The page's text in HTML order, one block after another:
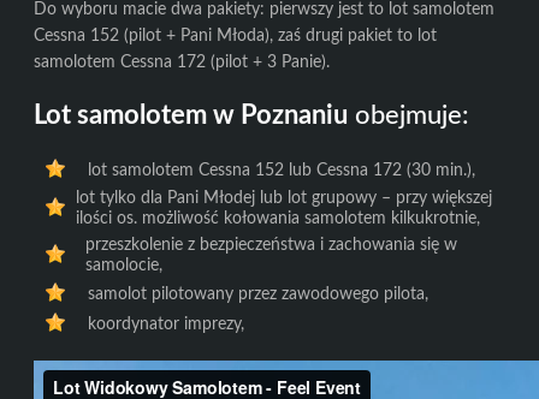
Do wyboru macie dwa pakiety: pierwszy jest to lot samolotem
Cessna 152 (pilot + Pani Młoda), zaś drugi pakiet to lot
samolotem Cessna 172 (pilot + 3 Panie).
Lot samolotem w Poznaniu obejmuje:
lot samolotem Cessna 152 lub Cessna 172 (30 min.),
lot tylko dla Pani Młodej lub lot grupowy – przy większej
ilości os. możliwość kołowania samolotem kilkukrotnie,
przeszkolenie z bezpieczeństwa i zachowania się w
samolocie,
samolot pilotowany przez zawodowego pilota,
koordynator imprezy,